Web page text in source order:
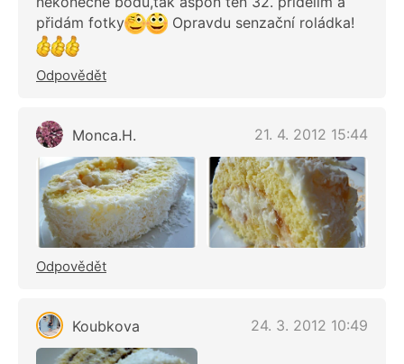
přidám fotky
Opravdu senzační roládka!
Odpovědět
Monca.H. 21. 4. 2012 15:44
Odpovědět
Koubkova 24. 3. 2012 10:49